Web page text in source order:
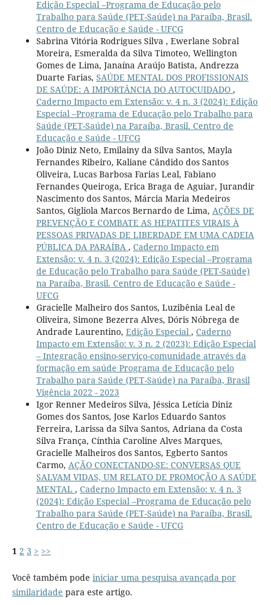
Edição Especial –Programa de Educação pelo
Trabalho para Saúde (PET-Saúde) na Paraíba, Brasil.
Centro de Educação e Saúde - UFCG
Sabrina Vitória Rodrigues Silva , Ewerlane Sobral
Moreira, Esmeralda da Silva Timoteo, Wellington
Gomes de Lima, Janaína Araújo Batista, Andrezza
Duarte Farias, SAÚDE MENTAL DOS PROFISSIONAIS
DE SAÚDE: A IMPORTÂNCIA DO AUTOCUIDADO ,
Caderno Impacto em Extensão: v. 4 n. 3 (2024): Edição
Especial –Programa de Educação pelo Trabalho para
Saúde (PET-Saúde) na Paraíba, Brasil. Centro de
Educação e Saúde - UFCG
João Diniz Neto, Emilainy da Silva Santos, Mayla
Fernandes Ribeiro, Kaliane Cândido dos Santos
Oliveira, Lucas Barbosa Farias Leal, Fabiano
Fernandes Queiroga, Erica Braga de Aguiar, Jurandir
Nascimento dos Santos, Márcia Maria Medeiros
Santos, Gigliola Marcos Bernardo de Lima, AÇÕES DE
PREVENÇÃO E COMBATE AS HEPATITES VIRAIS À
PESSOAS PRIVADAS DE LIBERDADE EM UMA CADEIA
PÚBLICA DA PARAÍBA , Caderno Impacto em
Extensão: v. 4 n. 3 (2024): Edição Especial –Programa
de Educação pelo Trabalho para Saúde (PET-Saúde)
na Paraíba, Brasil. Centro de Educação e Saúde -
UFCG
Gracielle Malheiro dos Santos, Luzibênia Leal de
Oliveira, Simone Bezerra Alves, Dóris Nóbrega de
Andrade Laurentino, Edição Especial , Caderno
Impacto em Extensão: v. 3 n. 2 (2023): Edição Especial
– Integração ensino-serviço-comunidade através da
formação em saúde Programa de Educação pelo
Trabalho para Saúde (PET-Saúde) na Paraíba, Brasil
Vigência 2022 - 2023
Igor Renner Medeiros Silva, Jéssica Letícia Diniz
Gomes dos Santos, Jose Karlos Eduardo Santos
Ferreira, Larissa da Silva Santos, Adriana da Costa
Silva França, Cínthia Caroline Alves Marques,
Gracielle Malheiros dos Santos, Egberto Santos
Carmo, AÇÃO CONECTANDO-SE: CONVERSAS QUE
SALVAM VIDAS, UM RELATO DE PROMOÇÃO A SAÚDE
MENTAL , Caderno Impacto em Extensão: v. 4 n. 3
(2024): Edição Especial –Programa de Educação pelo
Trabalho para Saúde (PET-Saúde) na Paraíba, Brasil.
Centro de Educação e Saúde - UFCG
1 2 3 > >>
Você também pode iniciar uma pesquisa avançada por
similaridade para este artigo.